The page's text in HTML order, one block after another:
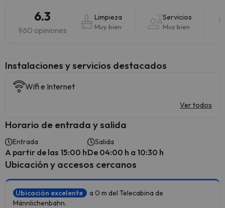
6.3
960 opiniones
Limpieza
Muy bien
Servicios
Muy bien
Instalaciones y servicios destacados
Wifi e Internet
Ver todos
Horario de entrada y salida
Entrada
A partir de las 15:00 h
Salida
De 04:00 h a 10:30 h
Ubicación y accesos cercanos
Ubicación excelente
a 0 m del Telecabina de
Männlichenbahn.